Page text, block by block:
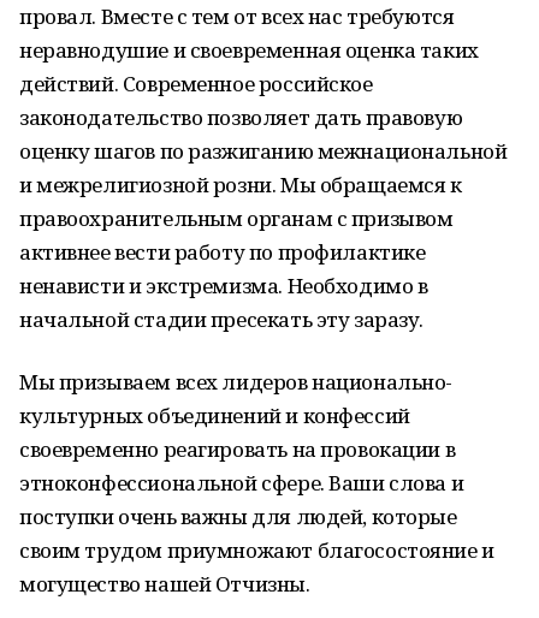
провал. Вместе с тем от всех нас требуются
неравнодушие и своевременная оценка таких
действий. Современное российское
законодательство позволяет дать правовую
оценку шагов по разжиганию межнациональной
и межрелигиозной розни. Мы обращаемся к
правоохранительным органам с призывом
активнее вести работу по профилактике
ненависти и экстремизма. Необходимо в
начальной стадии пресекать эту заразу.
Мы призываем всех лидеров национально-
культурных объединений и конфессий
своевременно реагировать на провокации в
этноконфессиональной сфере. Ваши слова и
поступки очень важны для людей, которые
своим трудом приумножают благосостояние и
могущество нашей Отчизны.